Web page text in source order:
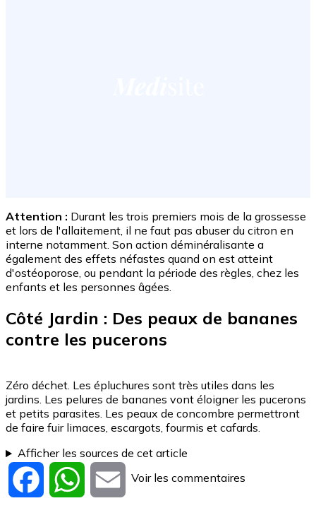
Attention : Durant les trois premiers mois de la grossesse
et lors de l'allaitement, il ne faut pas abuser du citron en
interne notamment. Son action déminéralisante a
également des effets néfastes quand on est atteint
d'ostéoporose, ou pendant la période des règles, chez les
enfants et les personnes âgées.
Côté Jardin : Des peaux de bananes
contre les pucerons
Zéro déchet. Les épluchures sont très utiles dans les
jardins. Les pelures de bananes vont éloigner les pucerons
et petits parasites. Les peaux de concombre permettront
de faire fuir limaces, escargots, fourmis et cafards.
Afficher les sources de cet article
Facebook WhatsApp
Email
Voir les commentaires